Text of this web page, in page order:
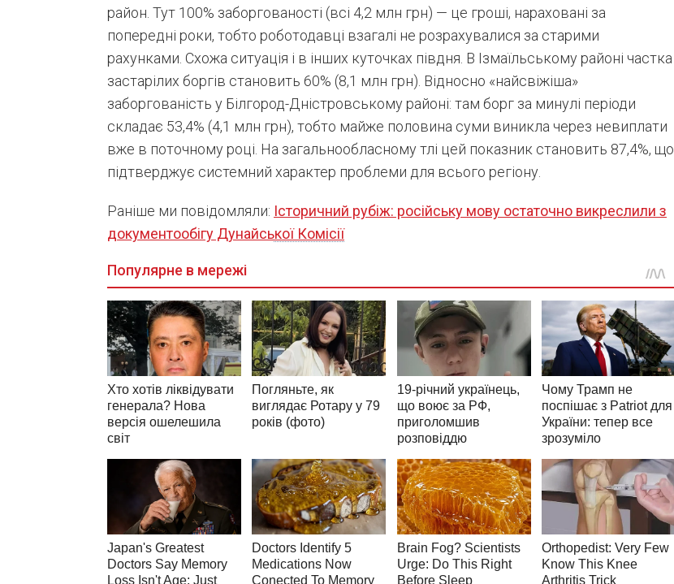
район. Тут 100% заборгованості (всі 4,2 млн грн) — це гроші, нараховані за
попередні роки, тобто роботодавці взагалі не розрахувалися за старими
рахунками. Схожа ситуація і в інших куточках півдня. В Ізмаїльському районі частка
застарілих боргів становить 60% (8,1 млн грн). Відносно «найсвіжіша»
заборгованість у Білгород-Дністровському районі: там борг за минулі періоди
складає 53,4% (4,1 млн грн), тобто майже половина суми виникла через невиплати
вже в поточному році. На загальнообласному тлі цей показник становить 87,4%, що
підтверджує системний характер проблеми для всього регіону.
Раніше ми повідомляли: Історичний рубіж: російську мову остаточно викреслили з
документообігу Дунайської Комісії